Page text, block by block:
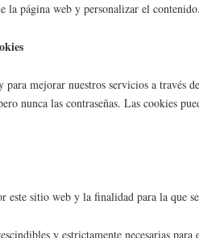
la página web y personalizar el contenido.
mejorar nuestros servicios a través
nunca las contraseñas. Las cookies
este sitio web y la finalidad para la que
y estrictamente necesarias